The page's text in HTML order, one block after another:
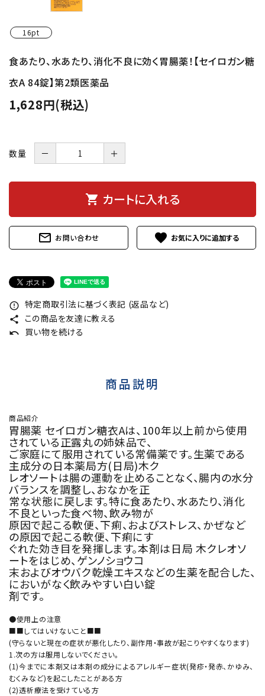
16pt
食あたり、水あたり、消化不良に効く胃腸薬！【セイロガン糖
衣A 84錠】第2類医薬品
1,628円(税込)
数量 － ＋
shopping_cart カートに入れる
mail_outline お問い合わせ favorite
error_outline 特定商取引法に基づく表記 (返品など)
share この商品を友達に教える
undo 買い物を続ける
商品説明
商品紹介
胃腸薬 セイロガン糖衣Aは、100年以上前から使用
されている正露丸の姉妹品で、
ご家庭にて服用されている常備薬です。生薬である
主成分の日本薬局方(日局)木ク
レオソートは腸の運動を止めることなく、腸内の水分
バランスを調整し、おなかを正
常な状態に戻します。特に食あたり、水あたり、消化
不良といった食べ物、飲み物が
原因で起こる軟便、下痢、およびストレス、かぜなど
の原因で起こる軟便、下痢にす
ぐれた効き目を発揮します。本剤は日局 木クレオソ
ートをはじめ、ゲンノショウコ
末およびオウバク乾燥エキスなどの生薬を配合した、
においがなく飲みやすい白い錠
剤です。
●使用上の注意
■■してはいけないこと■■
(守らないと現在の症状が悪化したり、副作用・事故が起こりやすくなります)
1.次の方は服用しないでください。
(1)今までに本剤又は本剤の成分によるアレルギー症状(発疹・発赤、かゆみ、
むくみなど)を起こしたことがある方
(2)透析療法を受けている方